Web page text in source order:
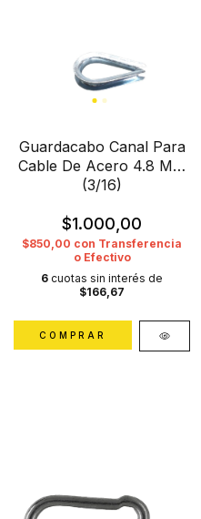
Guardacabo Canal Para
Cable De Acero 4.8 Mm
(3/16)
$1.000,00
$850,00 con Transferencia
o Efectivo
6 cuotas sin interés de
$166,67